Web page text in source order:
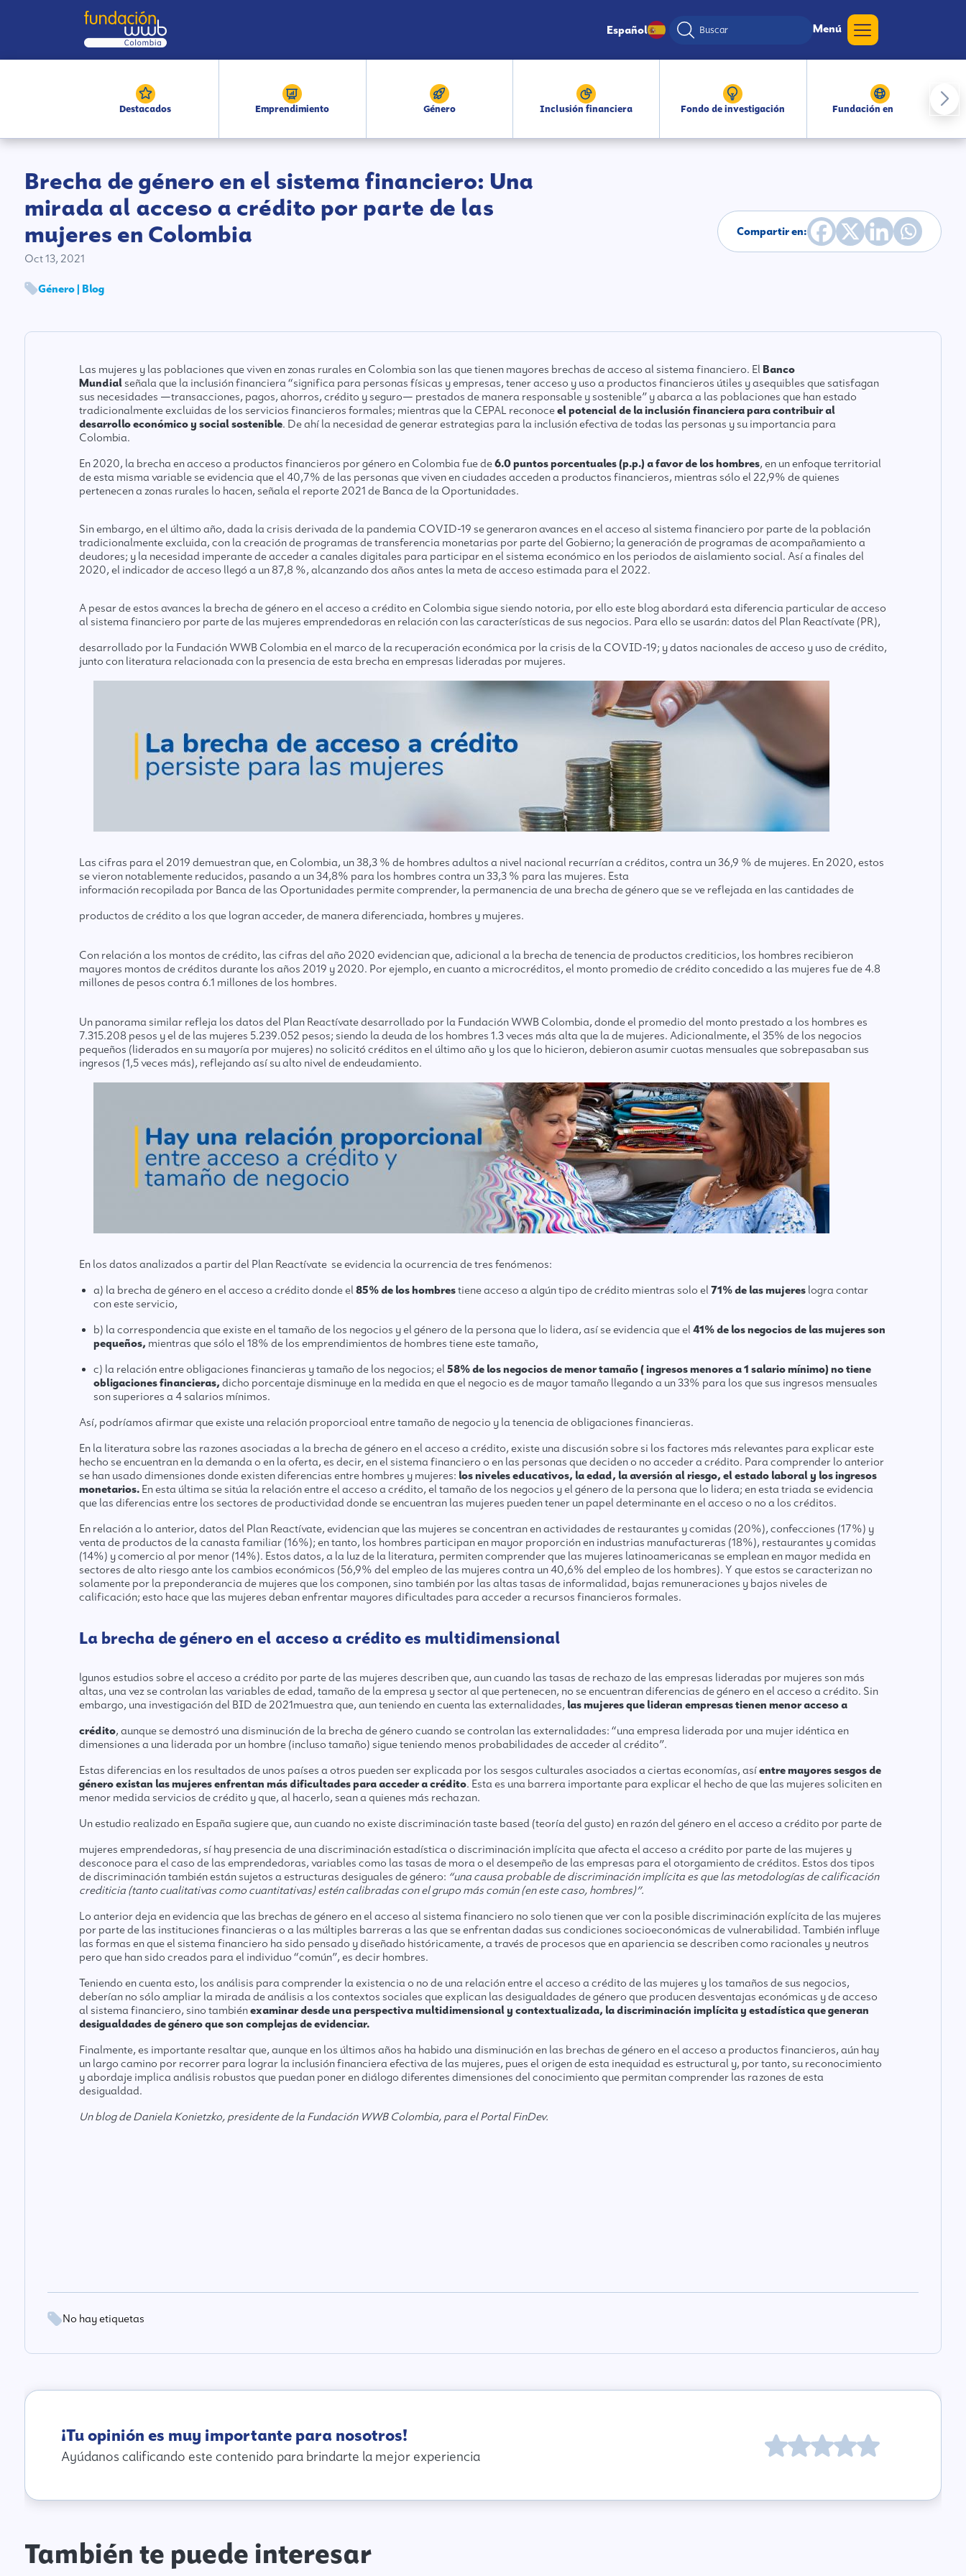
Español Menú
Destacados Emprendimiento Género Inclusión financiera Fondo de investigación Fundación en medios
Brecha de género en el sistema financiero: Una
mirada al acceso a crédito por parte de las
mujeres en Colombia
Oct 13, 2021
Género | Blog
Compartir en:
Las mujeres y las poblaciones que viven en zonas rurales en Colombia son las que tienen mayores brechas de acceso al sistema financiero. El Banco
Mundialseñala que la inclusión financiera “significa para personas físicas y empresas, tener acceso y uso a productos financieros útiles y asequibles que satisfagan
sus necesidades —transacciones, pagos, ahorros, crédito y seguro— prestados de manera responsable y sostenible” y abarca a las poblaciones que han estado
tradicionalmente excluidas de los servicios financieros formales; mientras que la CEPAL reconoceel potencial de la inclusión financiera para contribuir al
desarrollo económico y social sostenible. De ahí la necesidad de generar estrategias para la inclusión efectiva de todas las personas y su importancia para
Colombia.
En 2020, la brecha en acceso a productos financieros por género en Colombia fue de6.0 puntos porcentuales (p.p.) a favor de los hombres, en un enfoque territorial
de esta misma variable se evidencia que el 40,7% de las personas que viven en ciudades acceden a productos financieros, mientras sólo el 22,9% de quienes
pertenecen a zonas rurales lo hacen, señala el reporte 2021 de Banca de la Oportunidades.
Sin embargo, en el último año, dada la crisis derivada de la pandemia COVID-19 se generaron avances en el acceso al sistema financiero por parte de la población
tradicionalmente excluida, con la creación de programas de transferencia monetarias por parte del Gobierno; la generación de programas de acompañamiento a
deudores; y la necesidad imperante de acceder a canales digitales para participar en el sistema económico en los periodos de aislamiento social. Así a finales del
2020, el indicador de acceso llegó a un 87,8 %, alcanzando dos años antes la meta de acceso estimada para el 2022.
A pesar de estos avances la brecha de género en el acceso a crédito en Colombia sigue siendo notoria, por ello este blog abordará esta diferencia particular de acceso
al sistema financiero por parte de las mujeres emprendedoras en relación con las características de sus negocios. Para ello se usarán: datos del Plan Reactívate(PR),
desarrollado por la Fundación WWB Colombia en el marco de la recuperación económica por la crisis de la COVID-19; y datos nacionales de acceso y uso de crédito,
junto con literatura relacionada con la presencia de esta brecha en empresas lideradas por mujeres.
Las cifras para el 2019 demuestran que, en Colombia, un 38,3 % de hombres adultos a nivel nacional recurrían a créditos, contra un 36,9 % de mujeres. En 2020, estos
se vieron notablemente reducidos, pasando a un 34,8% para los hombres contra un 33,3 % para las mujeres. Esta
información recopilada por Banca de las Oportunidades permite comprender, la permanencia de una brecha de género que se ve reflejada en las cantidades de
productos de crédito a los que logran acceder, de manera diferenciada, hombres y mujeres.
Con relación a los montos de crédito, las cifras del año 2020 evidencian que, adicional a la brecha de tenencia de productos crediticios, los hombres recibieron
mayores montos de créditos durante los años 2019 y 2020. Por ejemplo, en cuanto a microcréditos, el monto promedio de crédito concedido a las mujeres fue de 4.8
millones de pesos contra 6.1 millones de los hombres.
Un panorama similar refleja los datos del Plan Reactívate desarrollado por la Fundación WWB Colombia, donde el promedio del monto prestado a los hombres es
7.315.208 pesos y el de las mujeres 5.239.052 pesos; siendo la deuda de los hombres 1.3 veces más alta que la de mujeres. Adicionalmente, el 35% de los negocios
pequeños (liderados en su mayoría por mujeres) no solicitó créditos en el último año y los que lo hicieron, debieron asumir cuotas mensuales que sobrepasaban sus
ingresos (1,5 veces más), reflejando así su alto nivel de endeudamiento.
En los datos analizados a partir del Plan Reactívate se evidencia la ocurrencia de tres fenómenos:
a) la brecha de género en el acceso a crédito donde el 85% de los hombrestiene acceso a algún tipo de crédito mientras solo el 71% de las mujeres logra contar
con este servicio,
b) la correspondencia que existe en el tamaño de los negocios y el género de la persona que lo lidera, así se evidencia que el 41% de los negocios de las mujeres son
pequeños, mientras que sólo el 18% de los emprendimientos de hombres tiene este tamaño,
c) la relación entre obligaciones financieras y tamaño de los negocios; el 58% de los negocios de menor tamaño ( ingresos menores a 1 salario mínimo) no tiene
obligaciones financieras, dicho porcentaje disminuye en la medida en que el negocio es de mayor tamaño llegando a un 33% para los que sus ingresos mensuales
son superiores a 4 salarios mínimos.
Así, podríamos afirmar que existe una relación proporcioal entre tamaño de negocio y la tenencia de obligaciones financieras.
En la literatura sobre las razones asociadas a la brecha de género en el acceso a crédito, existe una discusión sobre si los factores más relevantes para explicar este
hecho se encuentran en la demanda o en la oferta, es decir, en el sistema financiero o en las personas que deciden o no acceder a crédito. Para comprender lo anterior
se han usado dimensiones donde existen diferencias entre hombres y mujeres: los niveles educativos, la edad, la aversión al riesgo, el estado laboral y los ingresos
monetarios.En esta última se sitúa la relación entre el acceso a crédito, el tamaño de los negocios y el género de la persona que lo lidera; en esta triada se evidencia
que las diferencias entre los sectores de productividad donde se encuentran las mujeres pueden tener un papel determinante en el acceso o no a los créditos.
En relación a lo anterior, datos del Plan Reactívate, evidencian que las mujeres se concentran en actividades de restaurantes y comidas (20%), confecciones (17%) y
venta de productos de la canasta familiar (16%); en tanto, los hombres participan en mayor proporción en industrias manufactureras (18%), restaurantes y comidas
(14%) y comercio al por menor (14%). Estos datos, a la luz de la literatura, permiten comprender que las mujeres latinoamericanas se emplean en mayor medida en
sectores de alto riesgo ante los cambios económicos (56,9% del empleo de las mujeres contra un 40,6% del empleo de los hombres). Y que estos se caracterizan no
solamente por la preponderancia de mujeres que los componen, sino también por las altas tasas de informalidad, bajas remuneraciones y bajos niveles de
calificación; esto hace que las mujeres deban enfrentar mayores dificultades para acceder a recursos financieros formales.
La brecha de género en el acceso a crédito es multidimensional
lgunos estudios sobre el acceso a crédito por parte de las mujeres describen que, aun cuando las tasas de rechazo de las empresas lideradas por mujeres son más
altas, una vez se controlan las variables de edad, tamaño de la empresa y sector al que pertenecen, no se encuentran diferencias de género en el acceso a crédito. Sin
embargo, una investigación del BID de 2021muestra que, aun teniendo en cuenta las externalidades, las mujeres que lideran empresas tienen menor acceso a
crédito, aunque se demostró una disminución de la brecha de género cuando se controlan las externalidades: “una empresa liderada por una mujer idéntica en
dimensiones a una liderada por un hombre (incluso tamaño) sigue teniendo menos probabilidades de acceder al crédito”.
Estas diferencias en los resultados de unos países a otros pueden ser explicada por los sesgos culturales asociados a ciertas economías, asíentre mayores sesgos de
género existan las mujeres enfrentan más dificultades para acceder a crédito. Esta es una barrera importante para explicar el hecho de que las mujeres soliciten en
menor medida servicios de crédito y que, al hacerlo, sean a quienes más rechazan.
Unestudio realizado en España sugiere que, aun cuando no existe discriminación taste based (teoría del gusto) en razón del género en el acceso a crédito por parte de
mujeres emprendedoras, sí hay presencia de una discriminación estadística o discriminación implícita que afecta el acceso a crédito por parte de las mujeres y
desconoce para el caso de las emprendedoras, variables como las tasas de mora o el desempeño de las empresas para el otorgamiento de créditos. Estos dos tipos
de discriminación también están sujetos a estructuras desiguales de género: “una causa probable de discriminación implícita es que las metodologías de calificación
crediticia (tanto cualitativas como cuantitativas) estén calibradas con el grupo más común (en este caso, hombres)”.
Lo anterior deja en evidencia que las brechas de género en el acceso al sistema financiero no solo tienen que ver con la posible discriminación explícita de las mujeres
por parte de las instituciones financieras o a las múltiples barreras a las que se enfrentan dadas sus condiciones socioeconómicas de vulnerabilidad. También influye
las formas en que el sistema financiero ha sido pensado y diseñado históricamente, a través de procesos que en apariencia se describen como racionales y neutros
pero que han sido creados para el individuo “común”, es decir hombres.
Teniendo en cuenta esto, los análisis para comprender la existencia o no de una relación entre el acceso a crédito de las mujeres y los tamaños de sus negocios,
deberían no sólo ampliar la mirada de análisis a los contextos sociales que explican las desigualdades de género que producen desventajas económicas y de acceso
al sistema financiero, sino tambiénexaminar desde una perspectiva multidimensional y contextualizada, la discriminación implícita y estadística que generan
desigualdades de género que son complejas de evidenciar.
Finalmente, es importante resaltar que, aunque en los últimos años ha habido una disminución en las brechas de género en el acceso a productos financieros, aún hay
un largo camino por recorrer para lograr la inclusión financiera efectiva de las mujeres, pues el origen de esta inequidad es estructural y, por tanto, su reconocimiento
y abordaje implica análisis robustos que puedan poner en diálogo diferentes dimensiones del conocimiento que permitan comprender las razones de esta
desigualdad.
Un blog de Daniela Konietzko, presidente de la Fundación WWB Colombia, para elPortal FinDev.
No hay etiquetas
¡Tu opinión es muy importante para nosotros!
Ayúdanos calificando este contenido para brindarte la mejor experiencia
También te puede interesar